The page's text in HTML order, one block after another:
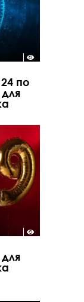
по